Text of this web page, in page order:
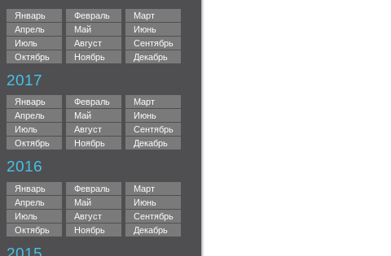
Январь Февраль
Март
Апрель
Май
Июнь
Июль
Август
Сентябрь
Октябрь
Ноябрь Декабрь
2017
Январь Февраль
Март
Апрель
Май
Июнь
Июль
Август
Сентябрь
Октябрь
Ноябрь Декабрь
2016
Январь Февраль
Март
Апрель
Май
Июнь
Июль
Август
Сентябрь
Октябрь
Ноябрь Декабрь